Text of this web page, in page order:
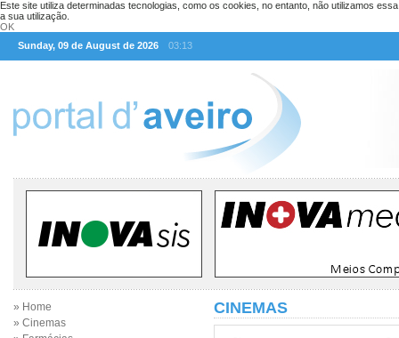
Este site utiliza determinadas tecnologias, como os cookies, no entanto, não utilizamos
a sua utilização.
OK
Sunday, 09 de August de 2026
03:13
» Home
» Cinemas
CINEMAS